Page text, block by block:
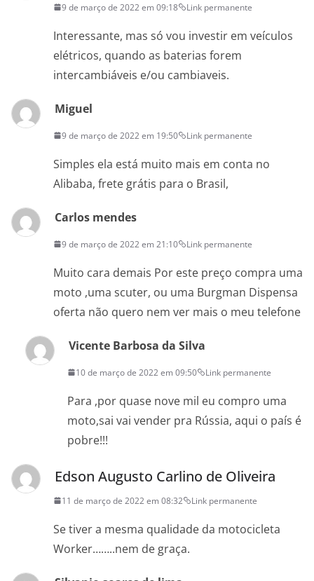
9 de março de 2022 em 09:18 Link permanente
Interessante, mas só vou investir em veículos
elétricos, quando as baterias forem
intercambiáveis e/ou cambiaveis.
Miguel
9 de março de 2022 em 19:50 Link permanente
Simples ela está muito mais em conta no
Alibaba, frete grátis para o Brasil,
Carlos mendes
9 de março de 2022 em 21:10 Link permanente
Muito cara demais Por este preço compra uma
moto ,uma scuter, ou uma Burgman Dispensa
oferta não quero nem ver mais o meu telefone
Vicente Barbosa da Silva
10 de março de 2022 em 09:50 Link permanente
Para ,por quase nove mil eu compro uma
moto,sai vai vender pra Rússia, aqui o país é
pobre!!!
Edson Augusto Carlino de Oliveira
11 de março de 2022 em 08:32 Link permanente
Se tiver a mesma qualidade da motocicleta
Worker……..nem de graça.